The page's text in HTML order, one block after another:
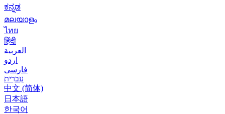
ಕನ್ನಡ
മലയാളം
ไทย
हिंदी
العربية
اردو
فارسی
עִברִית
中文 (简体)
日本語
한국어